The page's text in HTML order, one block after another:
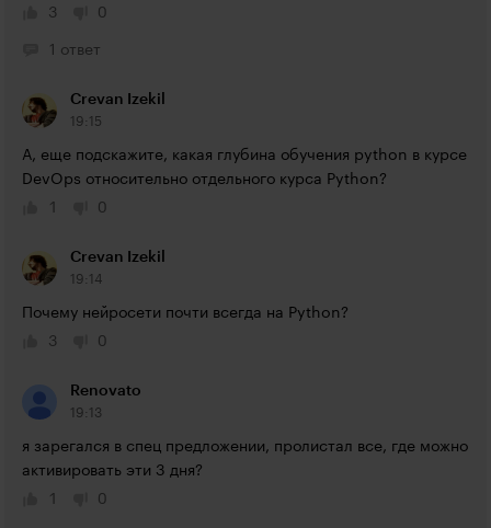
3
0
1 ответ
Crevan Izekil
19:15
А, еще подскажите, какая глубина обучения python в курсе
DevOps относительно отдельного курса Python?
1
0
Crevan Izekil
19:14
Почему нейросети почти всегда на Python?
3
0
Renovato
19:13
я зарегался в спец предложении, пролистал все, где можно
активировать эти 3 дня?
1
0